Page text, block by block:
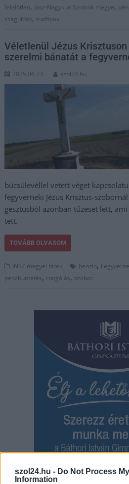
szol24.hu - Do Not Process
Information
felelőtlen, Jász-Nagykun Szolnok megye,
száguldás, traffipax
Véletlenül Jézus
szerelmi bánatát a
2025.06.23. szol24.hu
búcsúlevéllel vetett véget
fegyverneki Jézus Krisztus-
gesztusból azonban tűzeset lett,
tett.
TOVÁBB OLVASOM
JNSZ megyei hírek benzin,
pénzbüntetés, rongálás, szobor